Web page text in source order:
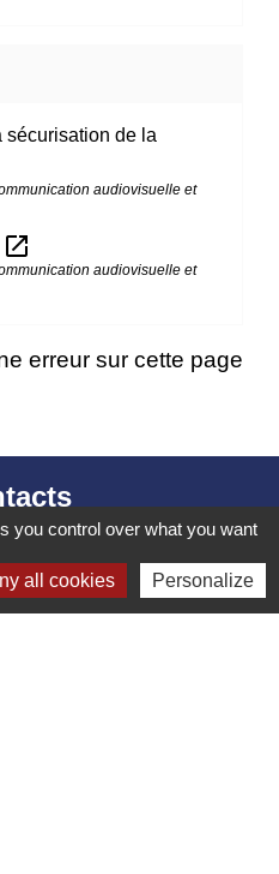
sécurisation de la
audiovisuelle et
open_in_new
audiovisuelle et
erreur sur cette page
d’Izieu
Lauzes
- FRANCE
you control over what you want
all cookies Personalize